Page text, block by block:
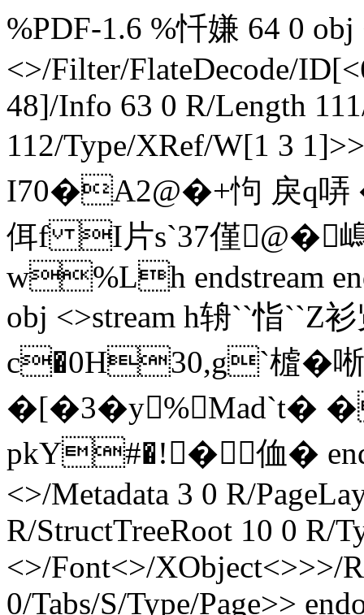
%PDF-1.6 %忏嫌 64 0
<>/Filter/FlateDecode/ID[
48]/Info 63 0 R/Length
112/Type/XRef/W[1 3
I70�A2@�+怐 戾q哢
佴f I片s`37僅@�
w%Lh endstream
obj <>stream h辀``恉``Z
c�0H30,g`樝�唽`
�[�3�y%Mad`t�
pkY#�!�侐�
<>/Metadata 3 0 R/
R/StructTreeRoot 10 0 R/
<>/Font<>/XObject<>>>/
0/Tabs/S/Type/Page>>